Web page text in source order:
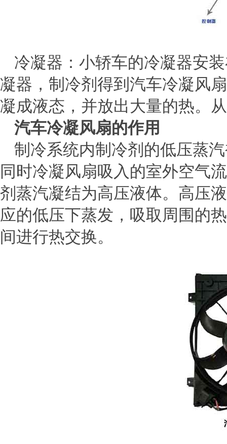
冷凝器：小轿车的冷凝器安
凝器，制冷剂得到汽车冷凝风
凝成液态，并放出大量的热。
汽车冷凝风扇的作用
制冷系统内制冷剂的低压蒸
同时冷凝风扇吸入的室外空气
剂蒸汽凝结为高压液体。高压
应的低压下蒸发，吸取周围的
间进行热交换。